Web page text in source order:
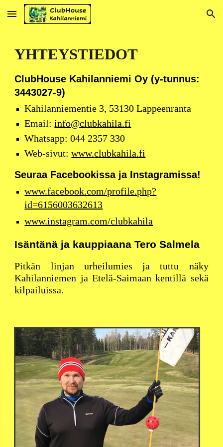
Skip to main content Skip to navigation
YHTEYSTIEDOT
ClubHouse Kahilanniemi Oy (y-tunnus:
3443027-9)
Kahilanniementie 3, 53130 Lappeenranta
Email:info@clubkahila.fi
Whatsapp: 044 2357 330
Web-sivut:www.clubkahila.fi
Seuraa Facebookissa ja Instagramissa!
www.facebook.com/profile.php?
id=6156003632613
www.instagram.com/clubkahila
Isäntänä ja kauppiaana Tero Salmela
Pitkän linjan urheilumies ja tuttu näky
Kahilanniemen ja Etelä-Saimaan kentillä sekä
kilpailuissa.